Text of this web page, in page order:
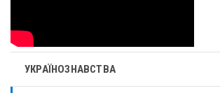
УКРАЇНОЗНАВСТВА
МОВНОЇ ПІДГОТОВКИ